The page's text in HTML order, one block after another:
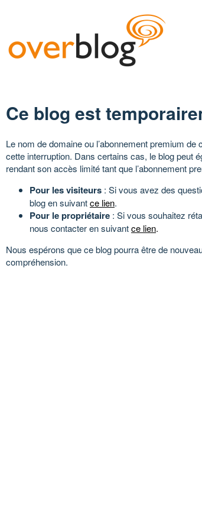
Ce blog est
Le nom de domaine ou l’abonnement premium
cette interruption. Dans certains cas, le blog peut
rendant son accès limité tant que l’abonnement
Pour les visiteurs : Si vous avez des
blog en suivantce lien.
Pour le propriétaire : Si vous souhaitez
nous contacter en suivantce lien.
Nous espérons que ce blog pourra être de
compréhension.